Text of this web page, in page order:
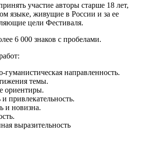
участие авторы старше 18 лет,
языке, живущие в России и за ее
цели Фестиваля.
6 000 знаков с пробелами.
гуманистическая направленность.
темы.
ориентиры.
привлекательность.
и новизна.
выразительность